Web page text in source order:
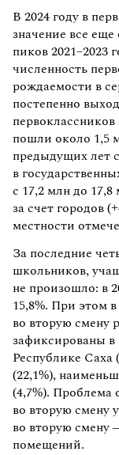
В 2024 году в
значение все
пиков 2021–2023
численность
рождаемости в
постепенно
пошли около 1,5
предыдущих лет
в
с 17,2 млн до
за счет городов
местности
За последние
школьников,
не произошло: в
15,8%. При этом
во вторую смену
зафиксированы
Республике Саха
(22,1%),
(4,7%). Проблема
во вторую смену
во вторую смену
помещений.